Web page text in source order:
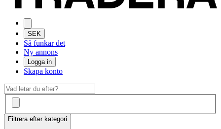
SEK
Så funkar det
Ny annons
Logga in
Skapa konto
Filtrera efter kategori